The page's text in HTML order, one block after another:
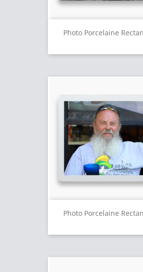
Photo Porcelaine
Photo Porcelaine